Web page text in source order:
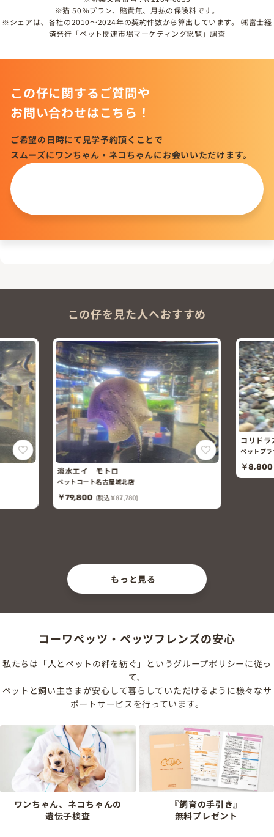
※猫 50％プラン、賠責無、月払の保険料です。
※シェアは、各社の2010～2024年の契約件数から算出しています。 ㈱富士経
済発行「ペット関連市場マーケティング総覧」調査
この仔に関するご質問や
お問い合わせはこちら！
ご希望の日時にて見学予約頂くことで
スムーズにワンちゃん・ネコちゃんにお会いいただけます。
この仔を見た人へおすすめ
淡水エイ モトロ
ペットコート名古屋城北店
￥79,800 (税込￥87,780)
コリドラ
ペットプ
￥8,800
もっと見る
コーワペッツ・ペッツフレンズの安心
私たちは「人とペットの絆を紡ぐ」というグループポリシーに従っ
て、
ペットと飼い主さまが安心して暮らしていただけるように様々なサ
ポートサービスを行っています。
ワンちゃん、ネコちゃんの
遺伝子検査
『飼育の手引き』
無料プレゼント